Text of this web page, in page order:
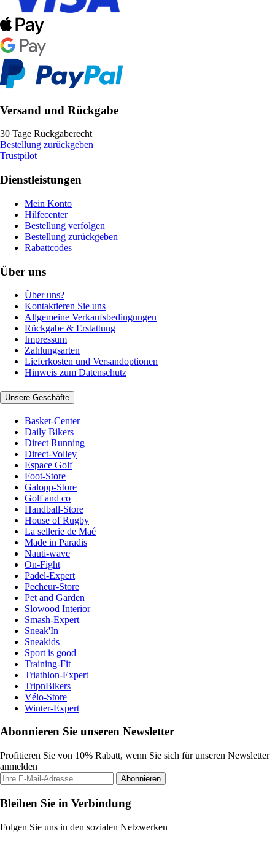
Versand und Rückgabe
30 Tage Rückgaberecht
Bestellung zurückgeben
Trustpilot
Dienstleistungen
Mein Konto
Hilfecenter
Bestellung verfolgen
Bestellung zurückgeben
Rabattcodes
Über uns
Über uns?
Kontaktieren Sie uns
Allgemeine Verkaufsbedingungen
Rückgabe & Erstattung
Impressum
Zahlungsarten
Lieferkosten und Versandoptionen
Hinweis zum Datenschutz
Unsere Geschäfte
Basket-Center
Daily Bikers
Direct Running
Direct-Volley
Espace Golf
Foot-Store
Galopp-Store
Golf and co
Handball-Store
House of Rugby
La sellerie de Maé
Made in Paradis
Nauti-wave
On-Fight
Padel-Expert
Pecheur-Store
Pet and Garden
Slowood Interior
Smash-Expert
Sneak'In
Sneakids
Sport is good
Training-Fit
Triathlon-Expert
TripnBikers
Vélo-Store
Winter-Expert
Abonnieren Sie unseren Newsletter
Profitieren Sie von 10% Rabatt, wenn Sie sich für unseren Newsletter
anmelden
Abonnieren
Bleiben Sie in Verbindung
Folgen Sie uns in den sozialen Netzwerken